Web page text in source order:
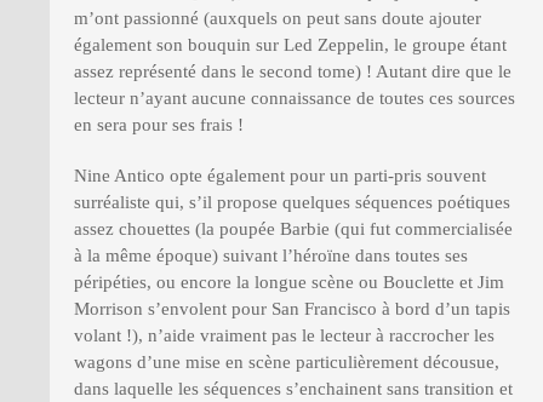
m’ont passionné (auxquels on peut sans doute ajouter
également son bouquin sur Led Zeppelin, le groupe étant
assez représenté dans le second tome) ! Autant dire que le
lecteur n’ayant aucune connaissance de toutes ces sources
en sera pour ses frais !
Nine Antico opte également pour un parti-pris souvent
surréaliste qui, s’il propose quelques séquences poétiques
assez chouettes (la poupée Barbie (qui fut commercialisée
à la même époque) suivant l’héroïne dans toutes ses
péripéties, ou encore la longue scène ou Bouclette et Jim
Morrison s’envolent pour San Francisco à bord d’un tapis
volant !), n’aide vraiment pas le lecteur à raccrocher les
wagons d’une mise en scène particulièrement décousue,
dans laquelle les séquences s’enchainent sans transition et